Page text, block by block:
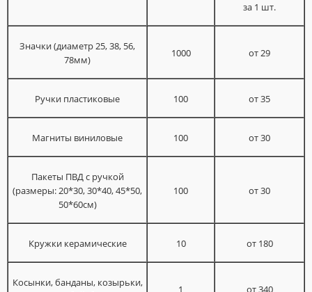
за 1 шт.
Значки (диаметр 25, 38, 56,
78мм)
1000 от 29
Ручки пластиковые 100 от 35
Магниты виниловые 100 от 30
Пакеты ПВД с ручкой
(размеры: 20*30, 30*40, 45*50,
50*60см)
100 от 30
Кружки керамические 10 от 180
Косынки, банданы, козырьки,
1 от 340